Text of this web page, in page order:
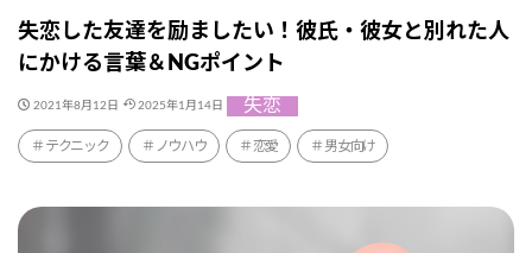
失恋した友達を励ましたい！彼氏・彼女と別れた人
にかける言葉＆NGポイント
2021年8月12日 2025年1月14日 失恋
テクニック ノウハウ 恋愛 男女向け